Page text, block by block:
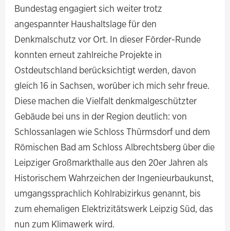
Bundestag engagiert sich weiter trotz
angespannter Haushaltslage für den
Denkmalschutz vor Ort. In dieser Förder-Runde
konnten erneut zahlreiche Projekte in
Ostdeutschland berücksichtigt werden, davon
gleich 16 in Sachsen, worüber ich mich sehr freue.
Diese machen die Vielfalt denkmalgeschützter
Gebäude bei uns in der Region deutlich: von
Schlossanlagen wie Schloss Thürmsdorf und dem
Römischen Bad am Schloss Albrechtsberg über die
Leipziger Großmarkthalle aus den 20er Jahren als
Historischem Wahrzeichen der Ingenieurbaukunst,
umgangssprachlich Kohlrabizirkus genannt, bis
zum ehemaligen Elektrizitätswerk Leipzig Süd, das
nun zum Klimawerk wird.